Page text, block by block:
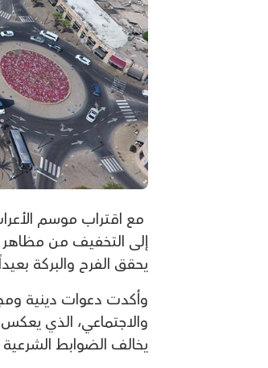
مع اقتراب موسم
إلى التخفيف من مظاهر
يحقق الفرح والبركة
وأكدت دعوات دينية
والاجتماعي، الذي
يخالف الضوابط الشرعية